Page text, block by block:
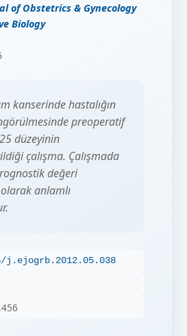
of Obstetrics & Gynecology
Biology
kanserinde hastalığın
preoperatif
düzeyinin
çalışma. Çalışmada
değeri
anlamlı
j.ejogrb.2012.05.038